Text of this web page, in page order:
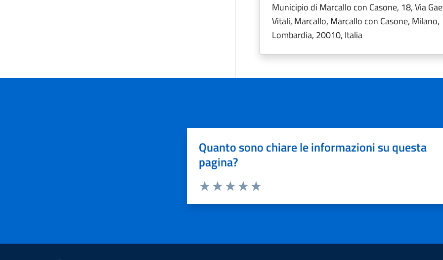
Municipio di Marcallo con Casone, 18, Via
Vitali, Marcallo, Marcallo con Casone, Milano,
Lombardia, 20010, Italia
Quanto sono chiare le informazioni su questa
pagina?